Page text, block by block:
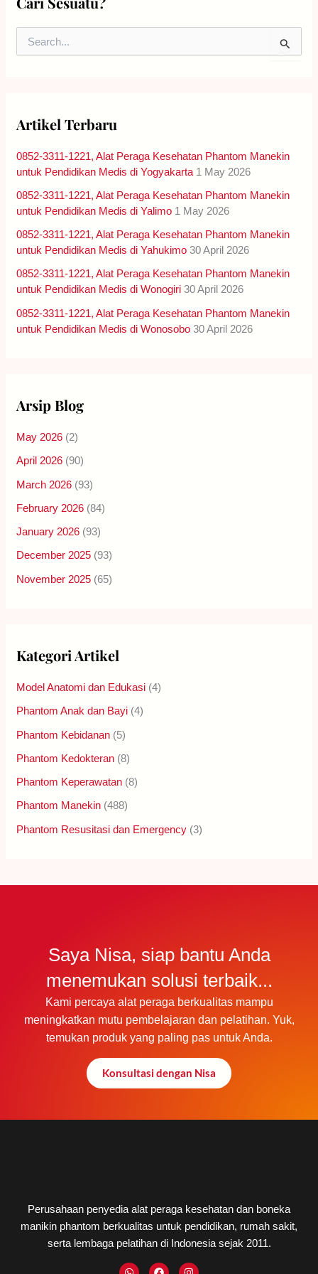
e
f
r
:
Artikel Terbaru
0852-3311-1221, Alat Peraga Kesehatan Phantom Manekin
untuk Pendidikan Medis di Yogyakarta 1 May 2026
0852-3311-1221, Alat Peraga Kesehatan Phantom Manekin
untuk Pendidikan Medis di Yalimo 1 May 2026
0852-3311-1221, Alat Peraga Kesehatan Phantom Manekin
untuk Pendidikan Medis di Yahukimo 30 April 2026
0852-3311-1221, Alat Peraga Kesehatan Phantom Manekin
untuk Pendidikan Medis di Wonogiri 30 April 2026
0852-3311-1221, Alat Peraga Kesehatan Phantom Manekin
untuk Pendidikan Medis di Wonosobo 30 April 2026
Arsip Blog
May 2026 (2)
April 2026 (90)
March 2026 (93)
February 2026 (84)
January 2026 (93)
December 2025 (93)
November 2025 (65)
Kategori Artikel
Model Anatomi dan Edukasi (4)
Phantom Anak dan Bayi (4)
Phantom Kebidanan (5)
Phantom Kedokteran (8)
Phantom Keperawatan (8)
Phantom Manekin (488)
Phantom Resusitasi dan Emergency (3)
Saya Nisa, siap bantu Anda
menemukan solusi terbaik...
Kami percaya alat peraga berkualitas mampu
meningkatkan mutu pembelajaran dan pelatihan. Yuk,
temukan produk yang paling pas untuk Anda.
Konsultasi dengan Nisa
Perusahaan penyedia alat peraga kesehatan dan boneka
manikin phantom berkualitas untuk pendidikan, rumah sakit,
serta lembaga pelatihan di Indonesia sejak 2011.
W
F
I